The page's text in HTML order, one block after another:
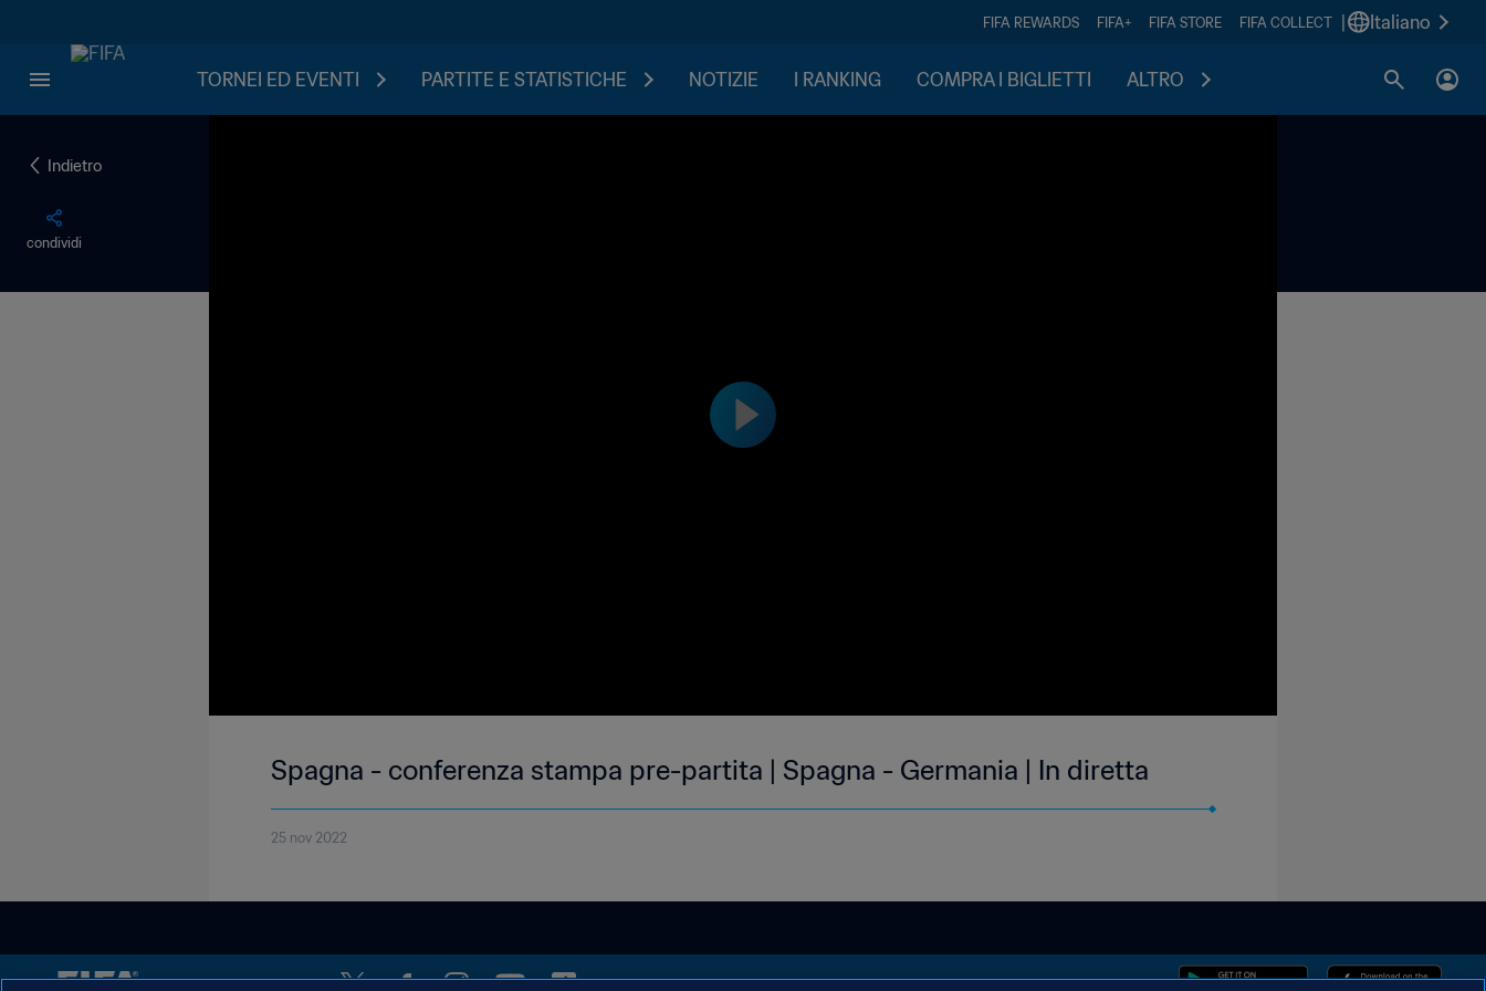
FIFA REWARDS FIFA+ FIFA STORE FIFA COLLECT Italiano
TORNEI ED EVENTI PARTITE E STATISTICHE NOTIZIE I RANKING COMPRA I BIGLIETTI ALTRO
Indietro
condividi
Spagna - conferenza stampa pre-partita | Spagna - Germania | In diretta
25 nov 2022